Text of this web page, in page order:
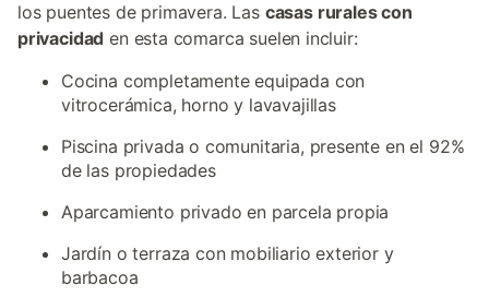
los puentes de primavera. Las casas rurales con
privacidad en esta comarca suelen incluir:
Cocina completamente equipada con
vitrocerámica, horno y lavavajillas
Piscina privada o comunitaria, presente en el 92%
de las propiedades
Aparcamiento privado en parcela propia
Jardín o terraza con mobiliario exterior y
barbacoa